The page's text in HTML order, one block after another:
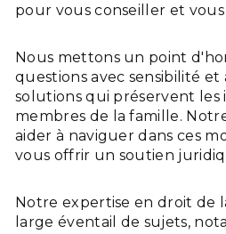
pour vous conseiller et
Nous mettons un point
questions avec sensibilité
solutions qui préservent les
membres de la famille.
aider à naviguer dans ces
vous offrir un soutien
Notre expertise en droit de
large éventail de sujets,